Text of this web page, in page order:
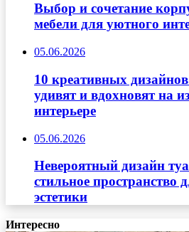
Выбор и сочетание
мебели для уютного
05.06.2026
10 креативных
удивят и вдохновят на
интерьере
05.06.2026
Невероятный дизайн
стильное пространство
эстетики
Интересно